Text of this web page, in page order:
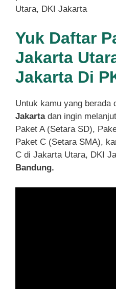
Utara, DKI Jakarta
Yuk Daftar
Jakarta
Jakarta Di
Untuk kamu yang berada
Jakartadan ingin
Paket A (Setara SD),
Paket C (Setara SMA),
C di Jakarta Utara, DKI
Bandung.